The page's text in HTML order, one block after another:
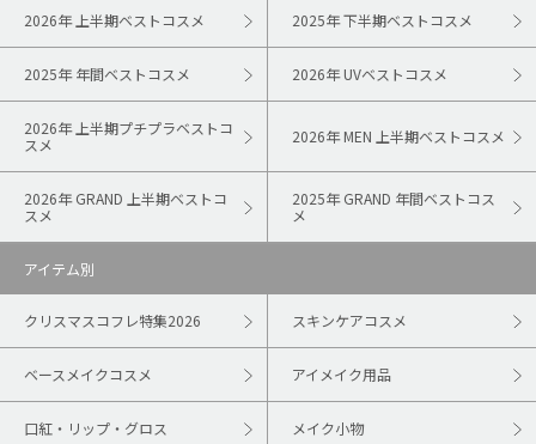
2026年 上半期ベストコスメ 2025年 下半期ベストコスメ
2025年 年間ベストコスメ 2026年 UVベストコスメ
2026年 上半期プチプラベストコ
スメ
2026年 MEN 上半期ベストコスメ
2026年 GRAND 上半期ベストコ
スメ
2025年 GRAND 年間ベストコス
メ
アイテム別
クリスマスコフレ特集2026 スキンケアコスメ
ベースメイクコスメ アイメイク用品
口紅・リップ・グロス メイク小物